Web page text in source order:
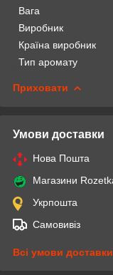
Вага
Виробник
Країна виробник
Тип аромату
Приховати
Умови доставки
Нова Пошта
Магазини
Укрпошта
Самовивіз
Всі умови доставки